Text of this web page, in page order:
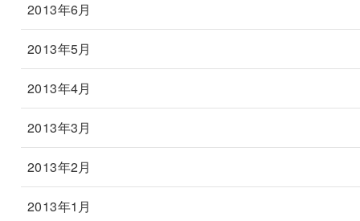
2013年6月
2013年5月
2013年4月
2013年3月
2013年2月
2013年1月